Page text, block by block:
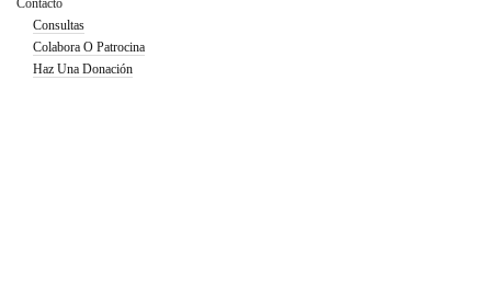
Contacto
Consultas
Colabora O Patrocina
Haz Una Donación